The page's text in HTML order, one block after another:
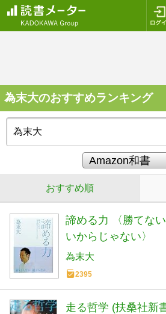
為末大のおすすめランキング
おすすめ順
諦める力 〈勝てな
いからじゃない〉
為末大
2395
走る哲学 (扶桑社新